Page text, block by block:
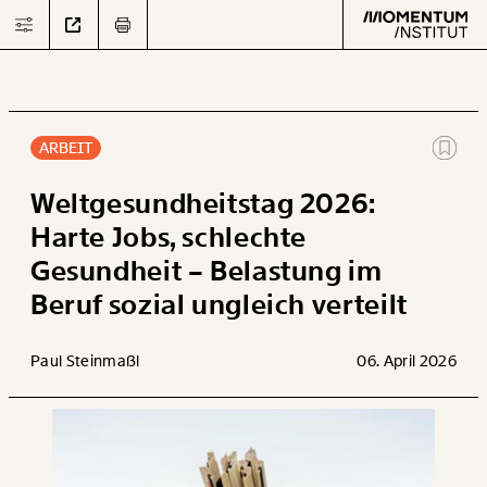
Arbeit
Klima
Text
ARBEIT
Weltgesundheitstag 2026:
Harte Jobs, schlechte
Gesundheit – Belastung im
Beruf sozial ungleich verteilt
Paul Steinmaßl 06. April 2026